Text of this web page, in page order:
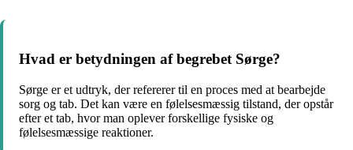
Hvad er betydningen af ​​begrebet Sørge?
Sørge er et udtryk, der refererer til en proces med at bearbejde
sorg og tab. Det kan være en følelsesmæssig tilstand, der opstår
efter et tab, hvor man oplever forskellige fysiske og
følelsesmæssige reaktioner.